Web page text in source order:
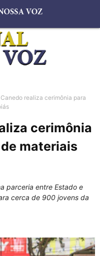
realiza cerimônia para
cerimônia
materiais
parceria entre Estado e
cerca de 900 jovens da